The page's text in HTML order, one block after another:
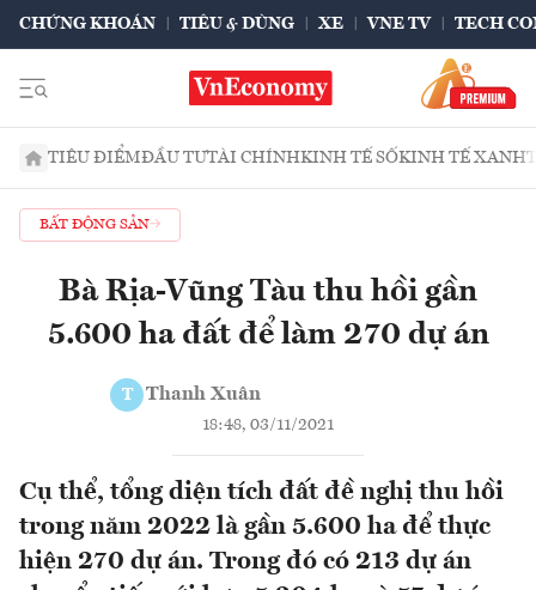
CHỨNG KHOÁN TIÊU & DÙNG XE VNE TV TECH
TIÊU ĐIỂMĐẦU TƯTÀI CHÍNHKINH TẾ SỐKINH TẾ XANH
BẤT ĐỘNG SẢN
Bà Rịa-Vũng Tàu thu hồi gần
5.600 ha đất để làm 270 dự án
T Thanh Xuân
18:48, 03/11/2021
Cụ thể, tổng diện tích đất đề nghị thu hồi
trong năm 2022 là gần 5.600 ha để thực
hiện 270 dự án. Trong đó có 213 dự án